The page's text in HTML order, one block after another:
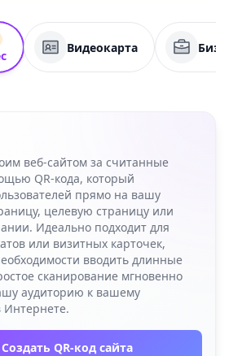
Видеокарта
веб-сайтом за считанные
QR-кода, который
прямо на вашу
целевую страницу или
Идеально подходит для
или визитных карточек,
вводить длинные
сканирование мгновенно
аудиторию к вашему
Интернете.
Создать QR-код сайта